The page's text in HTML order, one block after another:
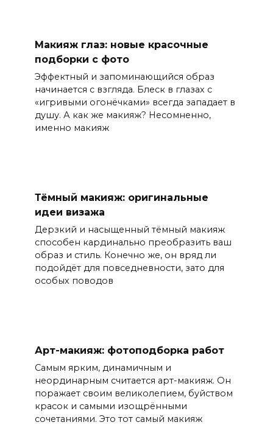
Макияж глаз: новые красочные
подборки с фото
Эффектный и запоминающийся образ
начинается с взгляда. Блеск в глазах с
«игривыми огонёчками» всегда западает в
душу. А как же макияж? Несомненно,
именно макияж
Тёмный макияж: оригинальные
идеи визажа
Дерзкий и насыщенный тёмный макияж
способен кардинально преобразить ваш
образ и стиль. Конечно же, он вряд ли
подойдёт для повседневности, зато для
особых поводов
Арт-макияж: фотоподборка работ
Самым ярким, динамичным и
неординарным считается арт-макияж. Он
поражает своим великолепием, буйством
красок и самыми изощрёнными
сочетаниями. Это тот самый макияж